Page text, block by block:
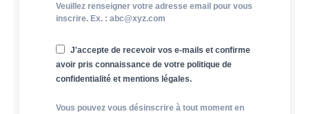
Veuillez renseigner votre adresse email pour vous
inscrire. Ex. : abc@xyz.com
J'accepte de recevoir vos e-mails et confirme
avoir pris connaissance de votre politique de
confidentialité et mentions légales.
Vous pouvez vous désinscrire à tout moment en